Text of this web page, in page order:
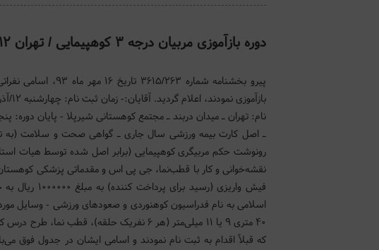
دوره بازآموزی مربیان درجه ۳ کوهپیمایی / تهران ۱۲ و ۱۳ آذر ماه۹۳
پیرو بخشنامه شماره
ـ اصل کارت بیمه ورزشی سال جاری ـ گواهی صحت و سلامت (به
رونوشت حکم مربیگری کوهپیمایی (برابر اصل شده توسط هیات
نقشه‌خوانی و کار با قطب‌نما، جی پی اس و مقدماتی پزشکی
اسلامی به نام فدراسیون کوهنوردی و صعودهای ورزشی - وسایل
۴۰ متری ۹ یا ۱۱ میلی‌متر (هر ۶ نفریک حلقه)،
که قبلاً اقدام به ثبت نام نمودند و اسامی ایشان در جدول فوق